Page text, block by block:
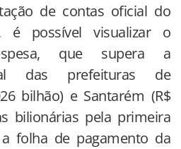
de contas oficial do
é possível visualizar o
que supera a
das prefeituras de
bilhão) e Santarém (R$
bilionárias pela primeira
folha de pagamento da